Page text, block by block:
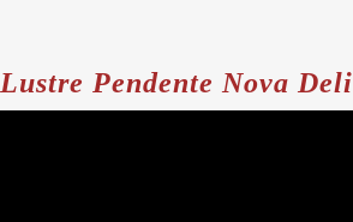
Lustre Pendente Nova Deli